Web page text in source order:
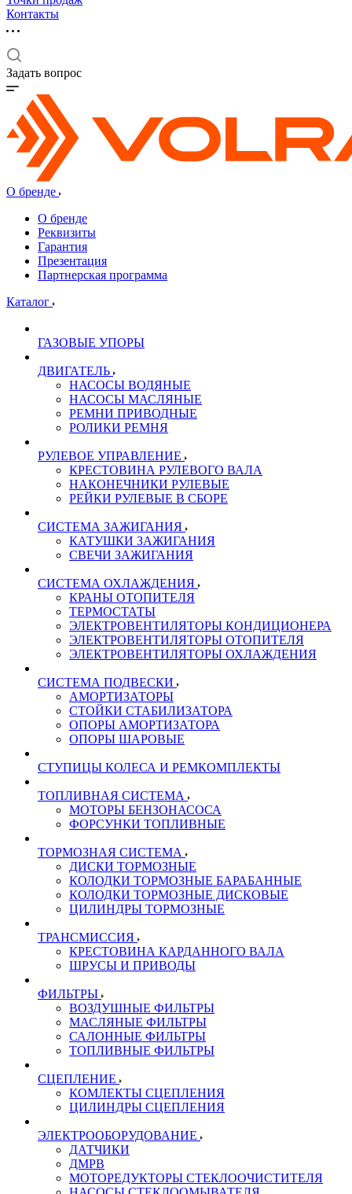
Контакты
Задать вопрос
О бренде
О бренде
Реквизиты
Гарантия
Презентация
Партнерская программа
Каталог
ГАЗОВЫЕ УПОРЫ
ДВИГАТЕЛЬ
НАСОСЫ ВОДЯНЫЕ
НАСОСЫ МАСЛЯНЫЕ
РЕМНИ ПРИВОДНЫЕ
РОЛИКИ РЕМНЯ
РУЛЕВОЕ УПРАВЛЕНИЕ
КРЕСТОВИНА РУЛЕВОГО ВАЛА
НАКОНЕЧНИКИ РУЛЕВЫЕ
РЕЙКИ РУЛЕВЫЕ В СБОРЕ
СИСТЕМА ЗАЖИГАНИЯ
КАТУШКИ ЗАЖИГАНИЯ
СВЕЧИ ЗАЖИГАНИЯ
СИСТЕМА ОХЛАЖДЕНИЯ
КРАНЫ ОТОПИТЕЛЯ
ТЕРМОСТАТЫ
ЭЛЕКТРОВЕНТИЛЯТОРЫ КОНДИЦИОНЕРА
ЭЛЕКТРОВЕНТИЛЯТОРЫ ОТОПИТЕЛЯ
ЭЛЕКТРОВЕНТИЛЯТОРЫ ОХЛАЖДЕНИЯ
СИСТЕМА ПОДВЕСКИ
АМОРТИЗАТОРЫ
СТОЙКИ СТАБИЛИЗАТОРА
ОПОРЫ АМОРТИЗАТОРА
ОПОРЫ ШАРОВЫЕ
СТУПИЦЫ КОЛЕСА И РЕМКОМПЛЕКТЫ
ТОПЛИВНАЯ СИСТЕМА
МОТОРЫ БЕНЗОНАСОСА
ФОРСУНКИ ТОПЛИВНЫЕ
ТОРМОЗНАЯ СИСТЕМА
ДИСКИ ТОРМОЗНЫЕ
КОЛОДКИ ТОРМОЗНЫЕ БАРАБАННЫЕ
КОЛОДКИ ТОРМОЗНЫЕ ДИСКОВЫЕ
ЦИЛИНДРЫ ТОРМОЗНЫЕ
ТРАНСМИССИЯ
КРЕСТОВИНА КАРДАННОГО ВАЛА
ШРУСЫ И ПРИВОДЫ
ФИЛЬТРЫ
ВОЗДУШНЫЕ ФИЛЬТРЫ
МАСЛЯНЫЕ ФИЛЬТРЫ
САЛОННЫЕ ФИЛЬТРЫ
ТОПЛИВНЫЕ ФИЛЬТРЫ
СЦЕПЛЕНИЕ
КОМЛЕКТЫ СЦЕПЛЕНИЯ
ЦИЛИНДРЫ СЦЕПЛЕНИЯ
ЭЛЕКТРООБОРУДОВАНИЕ
ДАТЧИКИ
ДМРВ
МОТОРЕДУКТОРЫ СТЕКЛООЧИСТИТЕЛЯ